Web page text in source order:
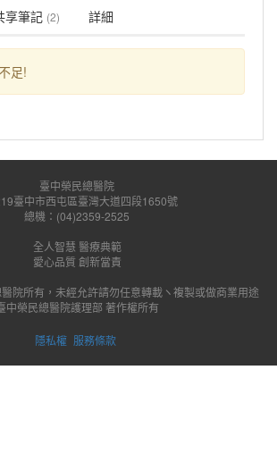
享筆記 (2) 詳細
足!
臺中榮民總醫院
臺中市西屯區臺灣大道四段1650號
總機：(04)2359-2525
全人智慧 醫療典範
愛心品質 創新當責
院所有，未經允許請勿任意轉載ヽ複製或做商業用途
中榮民總醫院護理部 著作權所有
隱私權 服務條款